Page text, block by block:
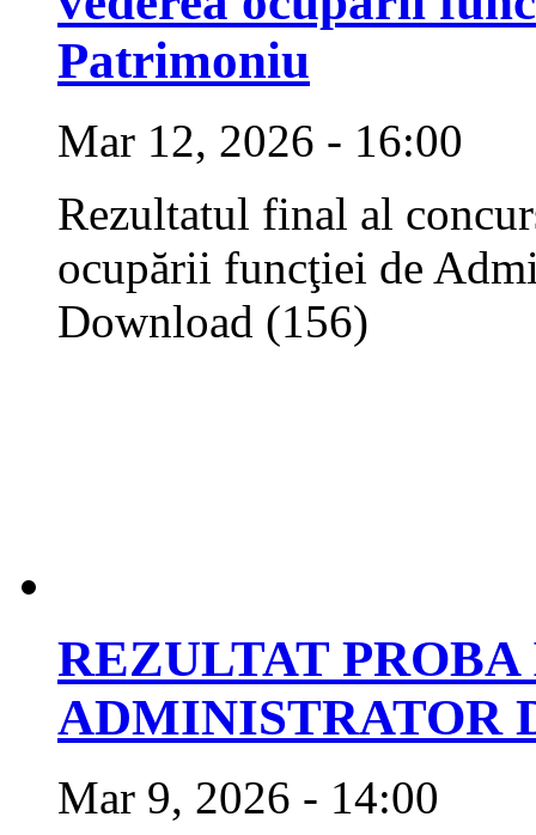
Patrimoniu
Mar 12, 2026 - 16:00
Rezultatul final al
ocupării funcţiei de
Download (156)
REZULTAT
ADMINISTRATOR
Mar 9, 2026 - 14:00